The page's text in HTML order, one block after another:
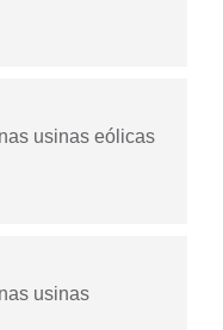
usinas eólicas
usinas